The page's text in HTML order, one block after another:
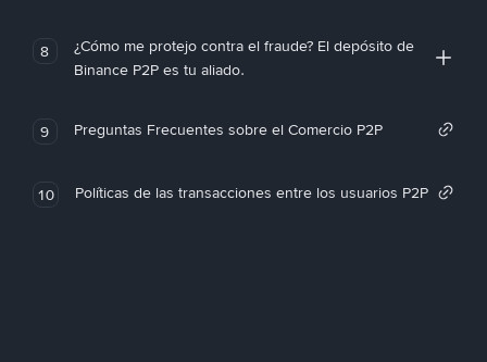
8
¿Cómo me protejo contra el fraude? El depósito de
Binance P2P es tu aliado.
9 Preguntas Frecuentes sobre el Comercio P2P
10 Políticas de las transacciones entre los usuarios P2P